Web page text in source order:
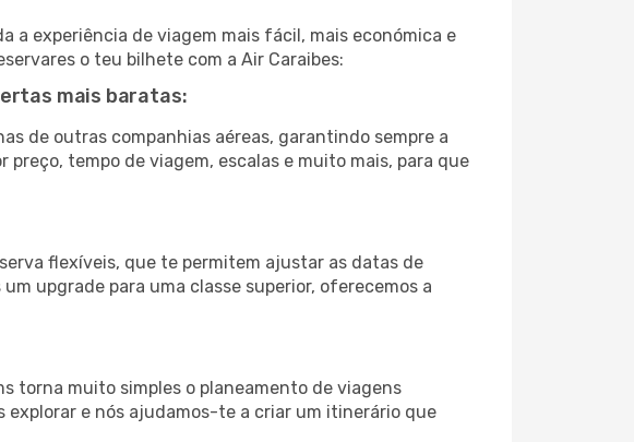
a experiência de viagem mais fácil, mais económica e
o teu bilhete com a Air Caraibes:
mais baratas:
de outras companhias aéreas, garantindo sempre a
tempo de viagem, escalas e muito mais, para que
flexíveis, que te permitem ajustar as datas de
upgrade para uma classe superior, oferecemos a
torna muito simples o planeamento de viagens
explorar e nós ajudamos-te a criar um itinerário que